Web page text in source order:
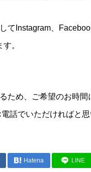
てInstagram、
。
ため、ご希望のお時間
話でいただければと思
Hatena LINE